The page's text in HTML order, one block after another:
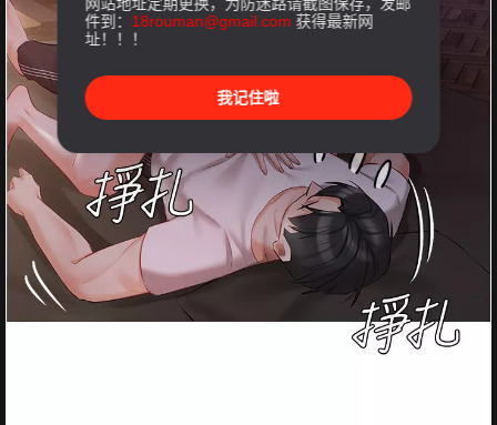
件到： 18rouman@gmail.com 获得最新网
址！！！
我记住啦